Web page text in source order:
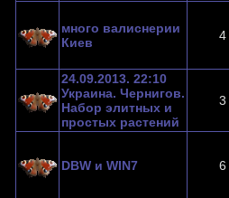
много валиснерии
Киев
4
24.09.2013. 22:10
Украина. Чернигов.
Набор элитных и
простых растений
3
DBW и WIN7 6